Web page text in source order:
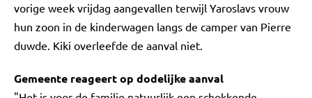
vorige week vrijdag aangevallen terwijl Yaroslavs vrouw
hun zoon in de kinderwagen langs de camper van Pierre
duwde. Kiki overleefde de aanval niet.
Gemeente reageert op dodelijke aanval